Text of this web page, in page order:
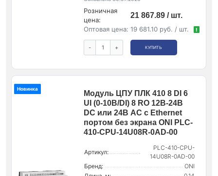
Розничная
цена:
21 867.89 / шт.
Оптовая цена: 19 681.10 руб. / шт. !
- + КУПИТЬ
Новинка
Модуль ЦПУ ПЛК 410 8 DI 6
UI (0-10В/DI) 8 RO 12В-24В
DC или 24В AC с Ethernet
портом без экрана ONI PLC-
410-CPU-14U08R-0AD-00
Артикул:
PLC-410-CPU-
14U08R-0AD-00
Бренд:
ONI